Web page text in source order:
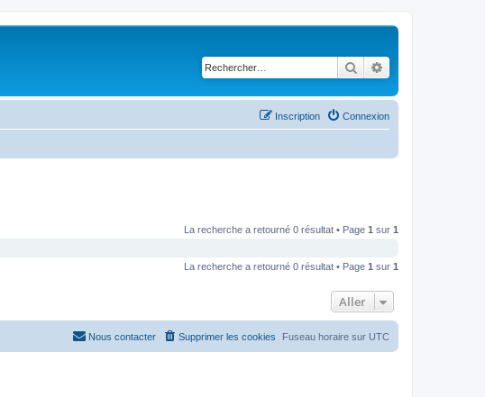
Rechercher
Connexion
Inscription
La recherche a retourné 0 résultat • Page 1 sur 1
La recherche a retourné 0 résultat • Page 1 sur 1
Aller
Fuseau horaire sur UTC
Supprimer les cookies
Nous contacter